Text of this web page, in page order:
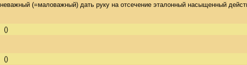
(=маловажный) дать руку на отсечение эталонный насыщенный
()
()